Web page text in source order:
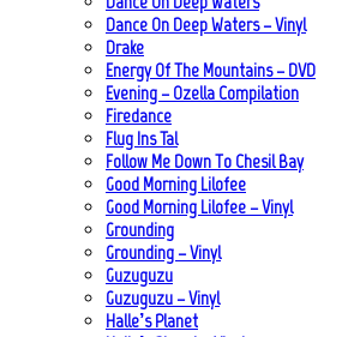
Dance On Deep Waters – Vinyl
Drake
Energy Of The Mountains – DVD
Evening – Ozella Compilation
Firedance
Flug Ins Tal
Follow Me Down To Chesil Bay
Good Morning Lilofee
Good Morning Lilofee – Vinyl
Grounding
Grounding – Vinyl
Guzuguzu
Guzuguzu – Vinyl
Halle’s Planet